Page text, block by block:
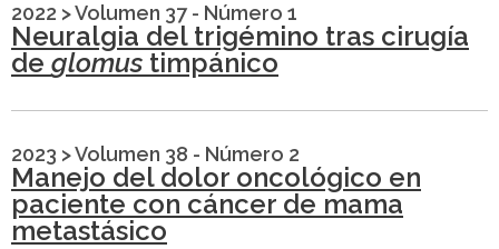
2022 >Volumen 37 - Número 1
Neuralgia del trigémino tras cirugía
de glomus timpánico
2023 >Volumen 38 - Número 2
Manejo del dolor oncológico en
paciente con cáncer de mama
metastásico